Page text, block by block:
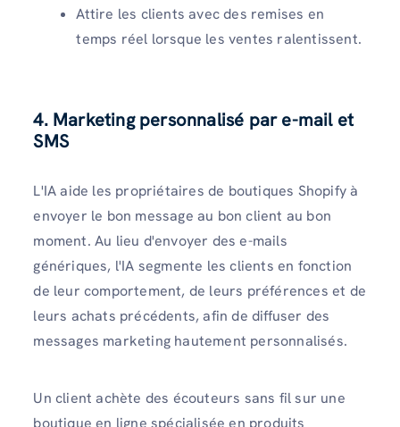
Attire les clients avec des remises en
temps réel lorsque les ventes ralentissent.
4. Marketing personnalisé par e-mail et
SMS
L'IA aide les propriétaires de boutiques Shopify à
envoyer le bon message au bon client au bon
moment. Au lieu d'envoyer des e-mails
génériques, l'IA segmente les clients en fonction
de leur comportement, de leurs préférences et de
leurs achats précédents, afin de diffuser des
messages marketing hautement personnalisés.
Un client achète des écouteurs sans fil sur une
boutique en ligne spécialisée en produits